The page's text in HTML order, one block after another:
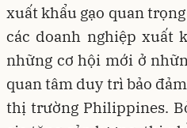
xuất khẩu gạo quan
các doanh nghiệp xuất
những cơ hội mới ở
quan tâm duy trì bảo
thị trường Philippines.